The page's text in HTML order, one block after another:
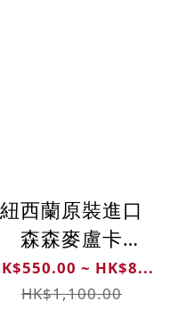
紐西蘭原裝進口
森森麥盧卡
純正蜂蜜
(500克)
~ HK$8...
HK$1,100.00